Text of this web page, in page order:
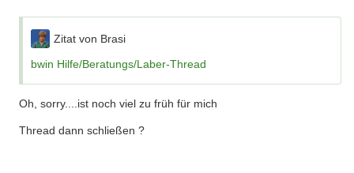
Zitat von Brasi
bwin Hilfe/Beratungs/Laber-Thread
Oh, sorry....ist noch viel zu früh für mich
Thread dann schließen ?